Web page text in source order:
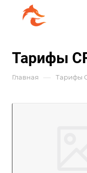
Тарифы
Главная — Тарифы